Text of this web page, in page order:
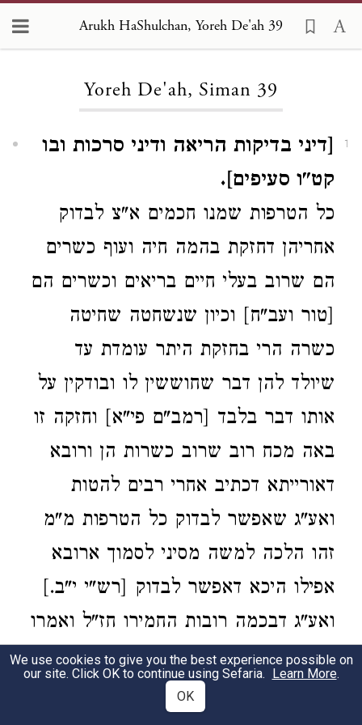
Arukh HaShulchan, Yoreh De'ah 39
Yoreh De'ah, Siman 39
1
[דיני בדיקות הריאה ודיני סרכות ובו
קט"ו סעיפים].
כל הטרפות שמנו חכמים א"צ לבדוק
אחריהן דחזקת בהמה חיה ועוף כשרים
הם שרוב בעלי חיים בריאים וכשרים הם
[טור ועב"ח] וכיון שנשחטה שחיטה
כשרה הרי בחזקת היתר עומדת עד
שיולד להן דבר שחוששין לו ובודקין על
אותו דבר בלבד [רמב"ם פי"א] וחזקה זו
באה מכח רוב שרוב כשרות הן ורובא
דאורייתא דכתיב אחרי רבים להטות
ואע"ג שאפשר לבדוק כל הטרפות מ"מ
זהו הלכה למשה מסיני לסמוך ארובא
אפילו היכא דאפשר לבדוק [רש"י י"ב.]
ואע"ג דבכמה רובות החמירו חז"ל ואמרו
כל היכי דאיכא לברורי מבררינן כמו
ברוב מצויין אצל שחיטה מומחין הן
We use cookies to give you the best experience possible on
our site. Click OK to continue using Sefaria. Learn More.
OK